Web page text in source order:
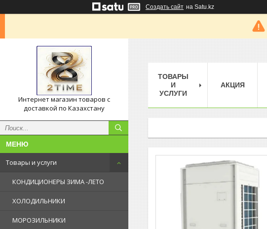
Создать сайт на Satu.kz
Интернет магазин товаров с
доставкой по Казахстану
Товары и услуги
КОНДИЦИОНЕРЫ ЗИМА -ЛЕТО
ХОЛОДИЛЬНИКИ
МОРОЗИЛЬНИКИ
ТОВАРЫ
И
УСЛУГИ
АКЦИЯ